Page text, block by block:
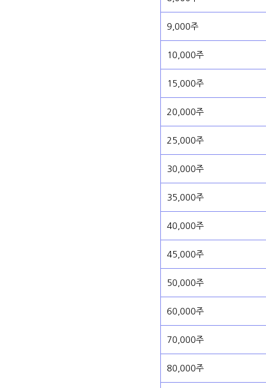
9,000주
10,000주
15,000주
20,000주
25,000주
30,000주
35,000주
40,000주
45,000주
50,000주
60,000주
70,000주
80,000주